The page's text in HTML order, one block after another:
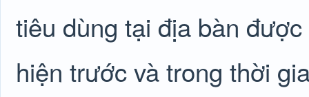
tiêu dùng tại địa bàn
hiện trước và trong thời